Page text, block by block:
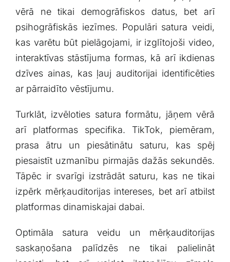
vērā ne tikai ⁤demogrāfiskos datus, bet‌ arī‍
psihogrāfiskās iezīmes. Populāri‌ satura veidi,
kas varētu ​būt pielāgojami, ir ⁣izglītojoši video,
interaktīvas stāstījuma formas, kā arī ikdienas
dzīves ainas,‍ kas ļauj auditorijai identificēties
‌ar pārraidīto vēstījumu.
Turklāt, izvēloties satura formātu, jāņem vērā
arī platformas specifika. TikTok, piemēram,
prasa‌ ātru un ⁤piesātinātu saturu, ​kas spēj
piesaistīt⁤ uzmanību pirmajās ⁢dažās sekundēs.
Tāpēc ir svarīgi ⁣izstrādāt ⁣saturu, kas ne tikai
izpērk mērķauditorijas intereses, bet arī atbilst
platformas dinamiskajai dabai.
Optimāla ⁣satura veidu un mērķauditorijas
saskaņošana palīdzēs ne tikai palielināt‌